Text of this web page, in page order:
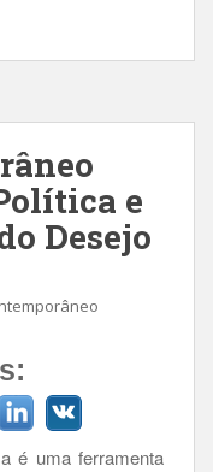
e
Desejo
é uma ferramenta